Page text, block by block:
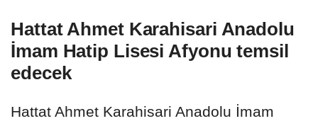
Hattat Ahmet Karahisari Anadolu
İmam Hatip Lisesi Afyonu temsil
edecek
Hattat Ahmet Karahisari Anadolu İmam